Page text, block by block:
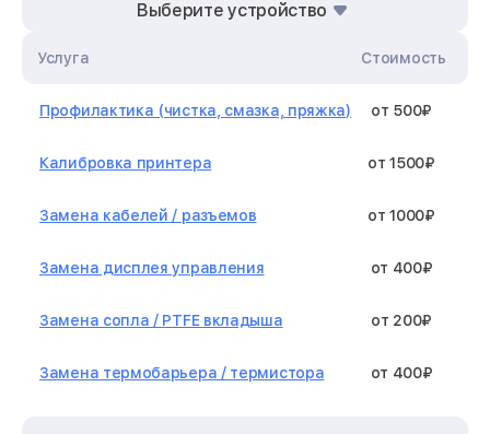
Выберите устройство
Услуга Стоимость
Профилактика (чистка, смазка, пряжка) от 500₽
Калибровка принтера от 1500₽
Замена кабелей / разъемов от 1000₽
Замена дисплея управления от 400₽
Замена сопла / PTFE вкладыша от 200₽
Замена термобарьера / термистора от 400₽